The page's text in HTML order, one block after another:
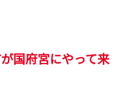
国府宮にやって来